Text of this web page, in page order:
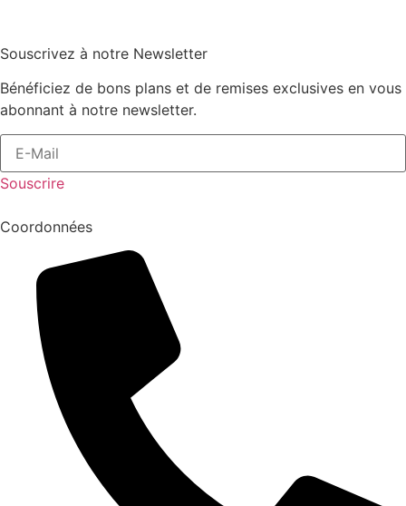
Souscrivez à notre Newsletter
Bénéficiez de bons plans et de remises exclusives en vous
abonnant à notre newsletter.
Souscrire
Coordonnées